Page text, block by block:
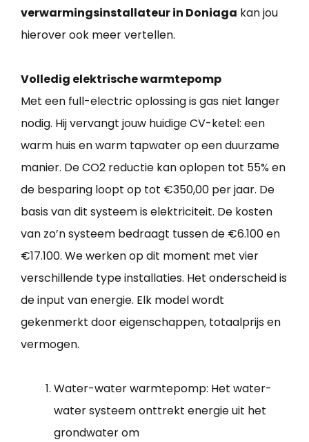
verwarmingsinstallateur in Doniaga kan jou
hierover ook meer vertellen.
Volledig elektrische warmtepomp
Met een full-electric oplossing is gas niet langer
nodig. Hij vervangt jouw huidige CV-ketel: een
warm huis en warm tapwater op een duurzame
manier. De CO2 reductie kan oplopen tot 55% en
de besparing loopt op tot €350,00 per jaar. De
basis van dit systeem is elektriciteit. De kosten
van zo’n systeem bedraagt tussen de €6.100 en
€17.100. We werken op dit moment met vier
verschillende type installaties. Het onderscheid is
de input van energie. Elk model wordt
gekenmerkt door eigenschappen, totaalprijs en
vermogen.
Water-water warmtepomp: Het water-
water systeem onttrekt energie uit het
grondwater om